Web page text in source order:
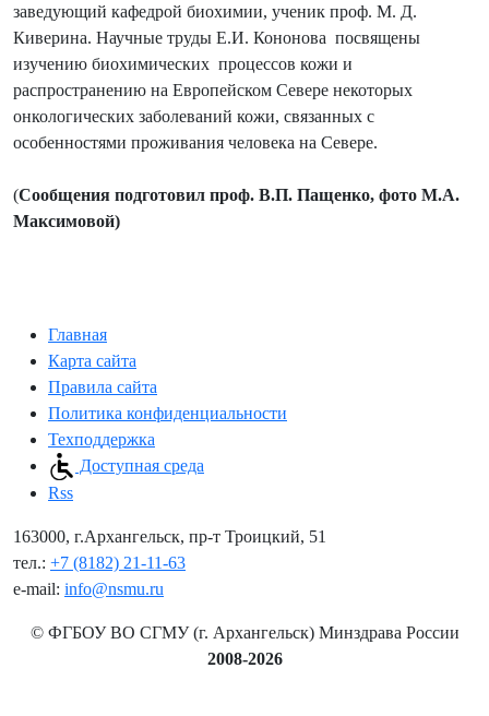
заведующий кафедрой биохимии, ученик проф. М. Д.
Киверина. Научные труды Е.И. Кононова посвящены
изучению биохимических процессов кожи и
распространению на Европейском Севере некоторых
онкологических заболеваний кожи, связанных с
особенностями проживания человека на Севере.
(Сообщения подготовил проф. В.П. Пащенко, фото М.А.
Максимовой)
Главная
Карта сайта
Правила сайта
Политика конфиденциальности
Техподдержка
Доступная среда
Rss
163000, г.Архангельск, пр-т Троицкий, 51
тел.: +7 (8182) 21-11-63
e-mail: info@nsmu.ru
© ФГБОУ ВО СГМУ (г. Архангельск) Минздрава России
2008-2026